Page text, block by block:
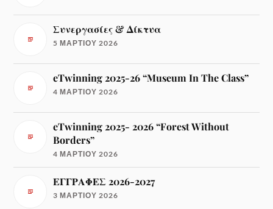
Συνεργασίες & Δίκτυα
5 ΜΑΡΤΊΟΥ 2026
eTwinning 2025-26 “Museum In The Class”
4 ΜΑΡΤΊΟΥ 2026
eTwinning 2025- 2026 “Forest Without
Borders”
4 ΜΑΡΤΊΟΥ 2026
ΕΓΓΡΑΦΕΣ 2026-2027
3 ΜΑΡΤΊΟΥ 2026